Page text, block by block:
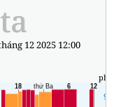
12 2025 12:00
99